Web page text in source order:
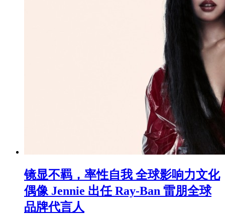
镜显不羁，率性自我 全球影响力文化
偶像 Jennie 出任 Ray-Ban 雷朋全球
品牌代言人